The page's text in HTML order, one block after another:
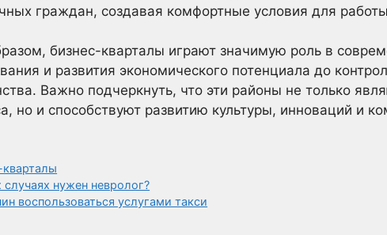
граждан, создавая комфортные условия для
бизнес-кварталы играют значимую роль в
и развития экономического потенциала до
Важно подчеркнуть, что эти районы не только
но и способствуют развитию культуры, инноваций и
случаях нужен невролог?
воспользоваться услугами такси